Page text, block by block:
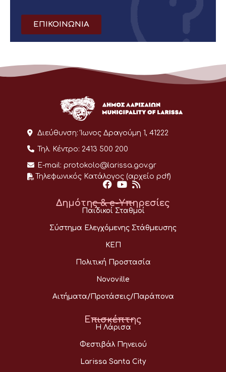
ΕΠΙΚΟΙΝΩΝΙΑ
Διεύθυνση: Ίωνος Δραγούμη 1, 41222
Τηλ. Κέντρο: 2413 500 200
E-mail: protokolo@larissa.gov.gr
Τηλεφωνικός Κατάλογος (αρχείο pdf)
Δημότης & e-Υπηρεσίες
Παιδικοί Σταθμοί
Σύστημα Ελεγχόμενης Στάθμευσης
ΚΕΠ
Πολιτική Προστασία
Novoville
Αιτήματα/Προτάσεις/Παράπονα
Επισκέπτης
Η Λάρισα
Φεστιβάλ Πηνειού
Larissa Santa City